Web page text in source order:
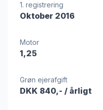
1. registrering
Oktober 2016
Motor
1,25
Grøn ejerafgift
DKK 840,- / årligt